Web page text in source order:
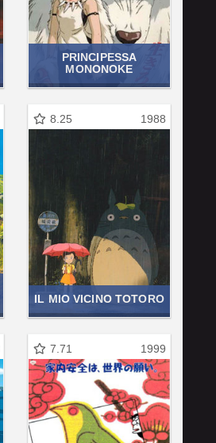
PRINCIPESSA
MONONOKE
8.25 1988
IL MIO VICINO TOTORO
7.71 1999